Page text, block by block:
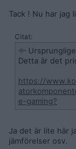
Tack ! Nu har jag
Citat:
Detta är det
https://
e-gaming?
Ja det är lite här
jämförelser osv.